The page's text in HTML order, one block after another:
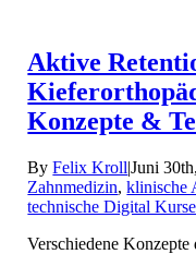
Aktive
Konzepte &
ByFelix Kroll|Juni
Zahnmedizin,klinische
technische Digital Kurse
Verschiedene Konzepte